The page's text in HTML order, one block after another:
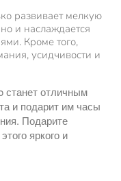
развивает мелкую
и наслаждается
Кроме того,
усидчивости и
станет отличным
и подарит им часы
Подарите
яркого и